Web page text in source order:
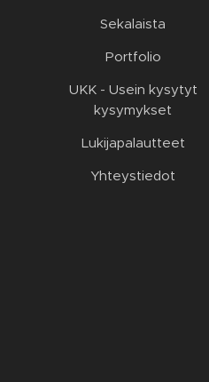
Sekalaista
Portfolio
UKK - Usein kysytyt
kysymykset
Lukijapalautteet
Yhteystiedot